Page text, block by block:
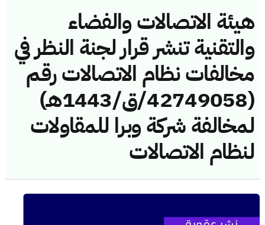
هيئة الاتصالات والفضاء
والتقنية تنشر قرار لجنة النظر في
مخالفات نظام الاتصالات رقم
(42749058/ق/1443هـ)
لمخالفة شركة وبرا للمقاولات
لنظام الاتصالات